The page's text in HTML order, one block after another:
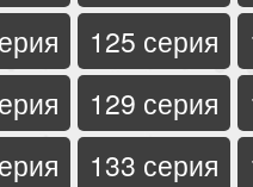
125 серия
129 серия
133 серия